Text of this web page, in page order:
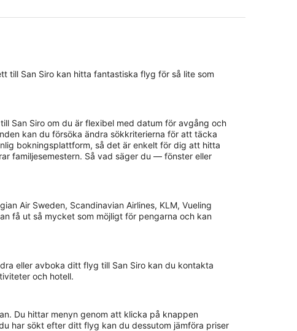
till San Siro kan hitta fantastiska flyg för så lite som
San Siro om du är flexibel med datum för avgång och
kan du försöka ändra sökkriterierna för att täcka
bokningsplattform, så det är enkelt för dig att hitta
familjesemestern. Så vad säger du — fönster eller
Air Sweden, Scandinavian Airlines, KLM, Vueling
få ut så mycket som möjligt för pengarna och kan
eller avboka ditt flyg till San Siro kan du kontakta
och hotell.
Du hittar menyn genom att klicka på knappen
har sökt efter ditt flyg kan du dessutom jämföra priser